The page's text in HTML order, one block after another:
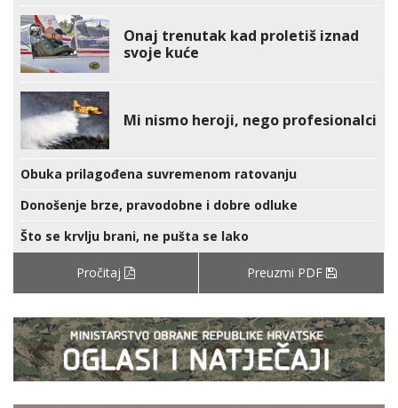
Onaj trenutak kad proletiš iznad
svoje kuće
Mi nismo heroji, nego profesionalci
Obuka prilagođena suvremenom ratovanju
Donošenje brze, pravodobne i dobre odluke
Što se krvlju brani, ne pušta se lako
Pročitaj Preuzmi PDF